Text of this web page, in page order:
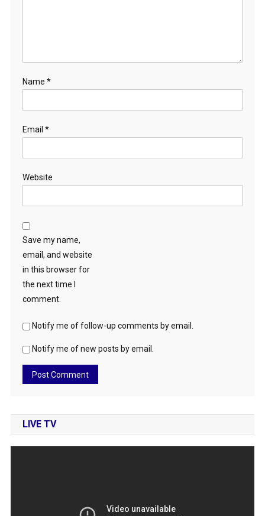
Name *
Email *
Website
Save my name,
email, and website
in this browser for
the next time I
comment.
Notify me of follow-up comments by email.
Notify me of new posts by email.
LIVE TV